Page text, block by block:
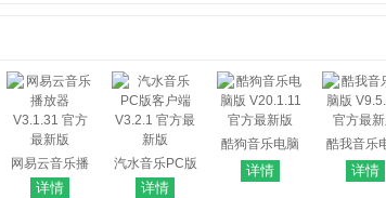
网易云音乐播
放器 V3.1.31
详情
汽水音乐PC版
客户端 V3.2.1
详情
酷狗音乐电脑
版 V20.1.11 官
方最新版
详情
酷我音乐
版
方最新版
详情